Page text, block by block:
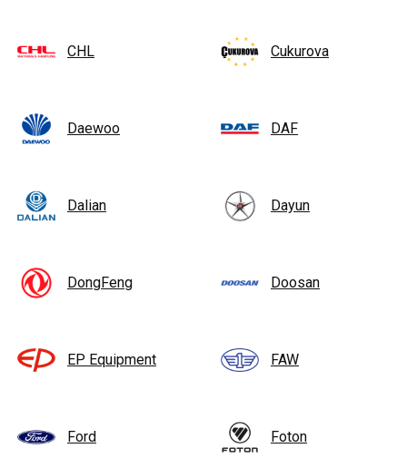
CHL Cukurova
Daewoo DAF
Dalian Dayun
DongFeng Doosan
EP Equipment FAW
Ford Foton